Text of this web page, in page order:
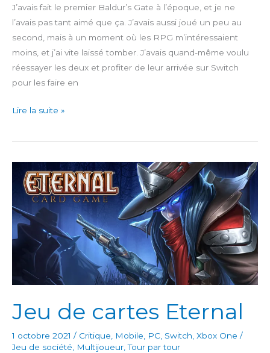
J’avais fait le premier Baldur’s Gate à l’époque, et je ne
l’avais pas tant aimé que ça. J’avais aussi joué un peu au
second, mais à un moment où les RPG m’intéressaient
moins, et j’ai vite laissé tomber. J’avais quand-même voulu
réessayer les deux et profiter de leur arrivée sur Switch
pour les faire en
Baldur’s
and
Gate
Enhanced
Editions
Lire la suite »
Jeu de cartes Eternal
1 octobre 2021 / Critique Mobile PC Switch Xbox One /
Jeu de société
Multijoueur ,Tour par tour